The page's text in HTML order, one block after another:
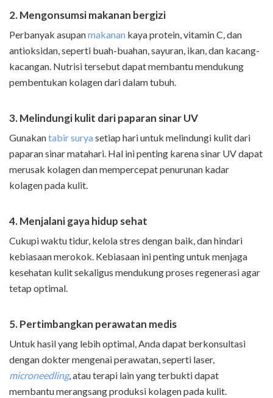
2. Mengonsumsi makanan bergizi
Perbanyak asupanmakanan kaya protein, vitamin C, dan
antioksidan, seperti buah-buahan, sayuran, ikan, dan kacang-
kacangan. Nutrisi tersebut dapat membantu mendukung
pembentukan kolagen dari dalam tubuh.
3. Melindungi kulit dari paparan sinar UV
Gunakantabir suryasetiap hari untuk melindungi kulit dari
paparan sinar matahari. Hal ini penting karena sinar UV dapat
merusak kolagen dan mempercepat penurunan kadar
kolagen pada kulit.
4. Menjalani gaya hidup sehat
Cukupi waktu tidur, kelola stres dengan baik, dan hindari
kebiasaan merokok. Kebiasaan ini penting untuk menjaga
kesehatan kulit sekaligus mendukung proses regenerasi agar
tetap optimal.
5. Pertimbangkan perawatan medis
Untuk hasil yang lebih optimal, Anda dapat berkonsultasi
dengan dokter mengenai perawatan, seperti laser,
microneedling, atau terapi lain yang terbukti dapat
membantu merangsang produksi kolagen pada kulit.